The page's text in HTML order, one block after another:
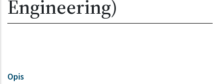
Engineering)
Opis